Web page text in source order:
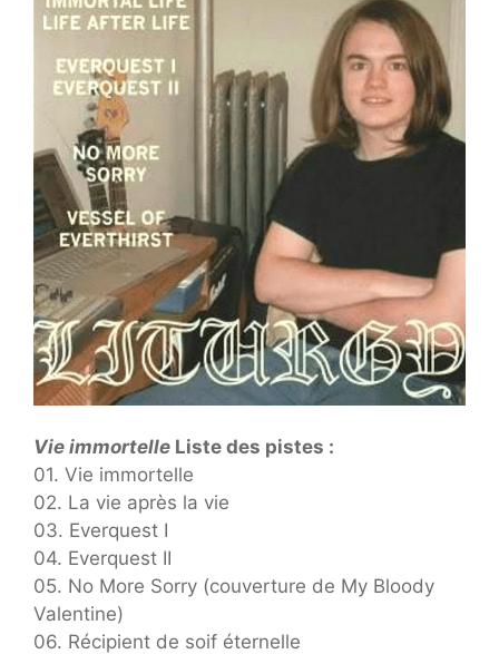
Vie immortelle Liste des pistes :
01. Vie immortelle
02. La vie après la vie
03. Everquest I
04. Everquest II
05. No More Sorry (couverture de My Bloody
Valentine)
06. Récipient de soif éternelle